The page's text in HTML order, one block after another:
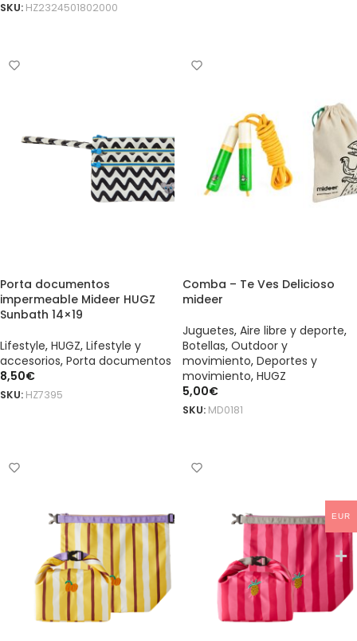
SKU: HZ2324501802000
Porta documentos
impermeable Mideer HUGZ
Sunbath 14×19
Lifestyle, HUGZ, Lifestyle y
accesorios, Porta documentos
8,50€
SKU: HZ7395
Comba – Te Ves Delicioso
mideer
Juguetes, Aire libre y deporte,
Botellas, Outdoor y
movimiento, Deportes y
movimiento, HUGZ
5,00€
SKU: MD0181
EUR